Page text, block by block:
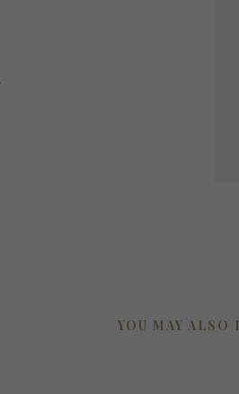
YOU MAY